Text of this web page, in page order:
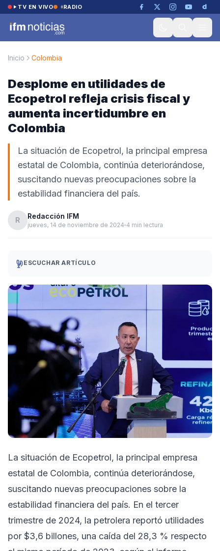
Saltar al contenido
TV EN VIVO RADIO
Inicio Colombia
Desplome en utilidades de
Ecopetrol refleja crisis fiscal y
aumenta incertidumbre en
Colombia
La situación de Ecopetrol, la principal empresa
estatal de Colombia, continúa deteriorándose,
suscitando nuevas preocupaciones sobre la
estabilidad financiera del país.
R Redacción IFM
jueves, 14 de noviembre de 2024 4 min lectura
ESCUCHAR ARTÍCULO
La situación de Ecopetrol, la principal empresa
estatal de Colombia, continúa deteriorándose,
suscitando nuevas preocupaciones sobre la
estabilidad financiera del país. En el tercer
trimestre de 2024, la petrolera reportó utilidades
por $3,6 billones, una caída del 28,3 % respecto